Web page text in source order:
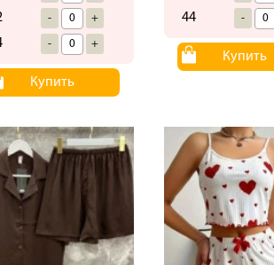
- +
- +
Купить
44 -
Купить